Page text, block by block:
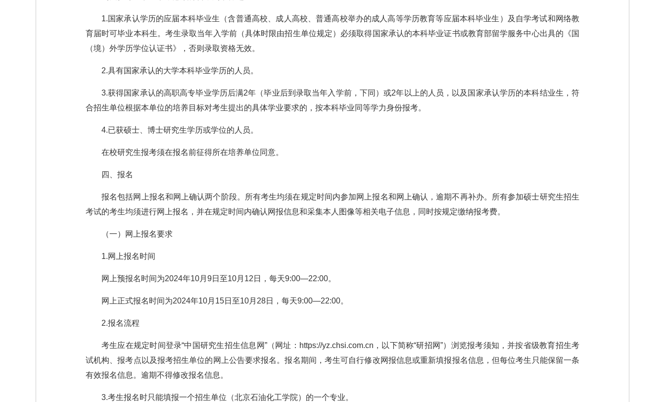
1.国家承认学历的应届本科毕业生（含普通高校、成人高校、普通高校举办的成人高等学历教育等应届本科毕业生）及自学考试和网络教
育届时可毕业本科生。考生录取当年入学前（具体时限由招生单位规定）必须取得国家承认的本科毕业证书或教育部留学服务中心出具的《国
（境）外学历学位认证书》，否则录取资格无效。
2.具有国家承认的大学本科毕业学历的人员。
3.获得国家承认的高职高专毕业学历后满2年（毕业后到录取当年入学前，下同）或2年以上的人员，以及国家承认学历的本科结业生，符
合招生单位根据本单位的培养目标对考生提出的具体学业要求的，按本科毕业同等学力身份报考。
4.已获硕士、博士研究生学历或学位的人员。
在校研究生报考须在报名前征得所在培养单位同意。
四、报名
报名包括网上报名和网上确认两个阶段。所有考生均须在规定时间内参加网上报名和网上确认，逾期不再补办。所有参加硕士研究生招生
考试的考生均须进行网上报名，并在规定时间内确认网报信息和采集本人图像等相关电子信息，同时按规定缴纳报考费。
（一）网上报名要求
1.网上报名时间
网上预报名时间为2024年10月9日至10月12日，每天9:00—22:00。
网上正式报名时间为2024年10月15日至10月28日，每天9:00—22:00。
2.报名流程
考生应在规定时间登录“中国研究生招生信息网”（网址：https://yz.chsi.com.cn，以下简称“研招网”）浏览报考须知，并按省级教育招生考
试机构、报考点以及报考招生单位的网上公告要求报名。报名期间，考生可自行修改网报信息或重新填报报名信息，但每位考生只能保留一条
有效报名信息。逾期不得修改报名信息。
3.考生报名时只能填报一个招生单位（北京石油化工学院）的一个专业。